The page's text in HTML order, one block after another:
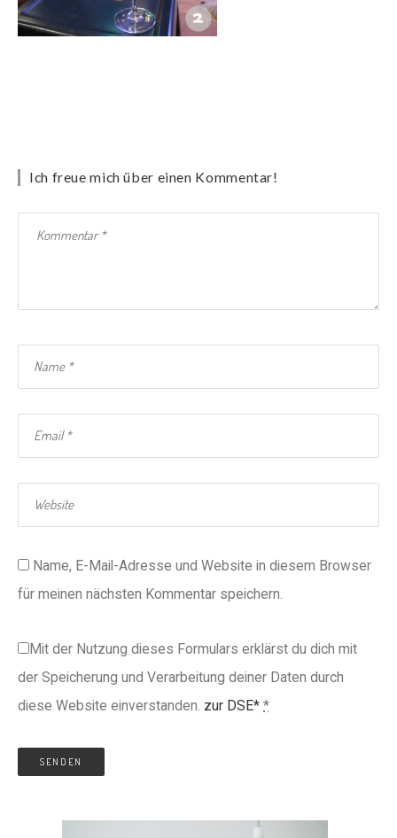
Ich freue mich über einen Kommentar!
Name, E-Mail-Adresse und Website in diesem Browser
für meinen nächsten Kommentar speichern.
Mit der Nutzung dieses Formulars erklärst du dich mit
der Speicherung und Verarbeitung deiner Daten durch
diese Website einverstanden. zur DSE* *